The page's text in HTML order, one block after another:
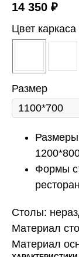
14 350 ₽
Цвет каркаса
Размер
Формы
Столы:
Материал
Материал